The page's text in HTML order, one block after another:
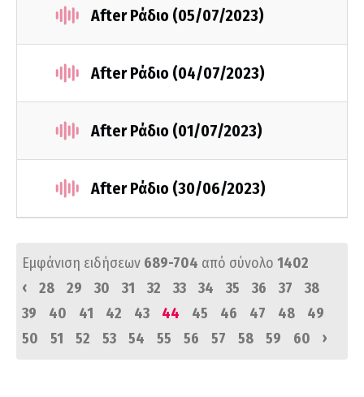
After Ράδιο (05/07/2023)
After Ράδιο (04/07/2023)
After Ράδιο (01/07/2023)
After Ράδιο (30/06/2023)
Εμφάνιση ειδήσεων 689-704 από σύνολο 1402
‹
28 29 30 31 32 33 34 35 36 37
38
39
40 41 42 43 44 45 46 47 48
49
50
51 52 53 54 55 56 57 58 59 60 ›